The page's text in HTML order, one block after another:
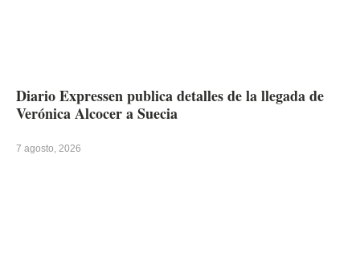
Diario Expressen publica detalles de la llegada de
Verónica Alcocer a Suecia
7 agosto, 2026